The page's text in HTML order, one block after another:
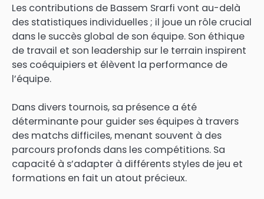
Les contributions de Bassem Srarfi vont au-delà
des statistiques individuelles ; il joue un rôle crucial
dans le succès global de son équipe. Son éthique
de travail et son leadership sur le terrain inspirent
ses coéquipiers et élèvent la performance de
l’équipe.
Dans divers tournois, sa présence a été
déterminante pour guider ses équipes à travers
des matchs difficiles, menant souvent à des
parcours profonds dans les compétitions. Sa
capacité à s’adapter à différents styles de jeu et
formations en fait un atout précieux.